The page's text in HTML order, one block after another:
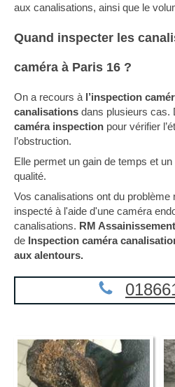
aux canalisations, ainsi que le
Quand inspecter les
caméra à Paris 16 ?
On a recours à l’inspection
canalisations dans plusieurs cas.
caméra inspection pour vérifier
l’obstruction.
Elle permet un gain de temps et
qualité.
Vos canalisations ont du problème
inspecté à l'aide d'une caméra
canalisations. RM Assainissement
de Inspection caméra
aux alentours.